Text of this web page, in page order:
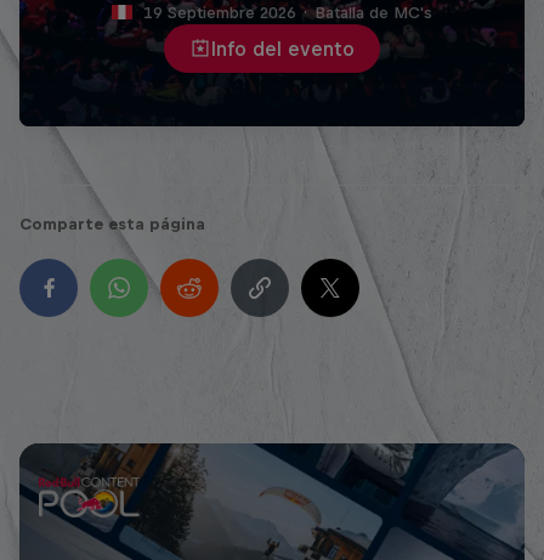
Info del evento
19 Septiembre 2026 · Batalla de MC's
Comparte esta página